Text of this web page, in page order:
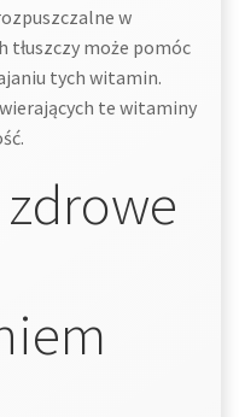
w
tłuszczy może pomóc
tych witamin.
te witaminy